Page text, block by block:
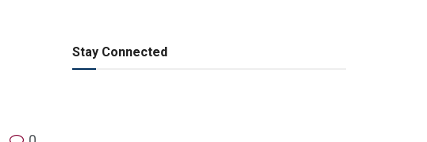
Stay Connected